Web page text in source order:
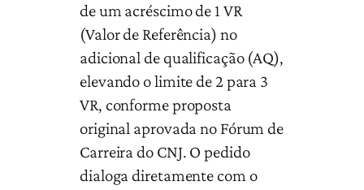
de um acréscimo de 1 VR
(Valor de Referência) no
adicional de qualificação (AQ),
elevando o limite de 2 para 3
VR, conforme proposta
original aprovada no Fórum de
Carreira do CNJ. O pedido
dialoga diretamente com o